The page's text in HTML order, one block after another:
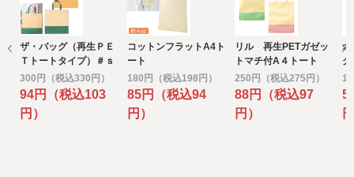
お客様が未成年の場合、親権者または後見人の承諾を得た
上で、本サービスを利用するものとします。
e) 個人情報の取扱いの委託について
取得した個人情報の取扱いの全部又は、一部を委託するこ
とがあります。
その場合には、当社において最善の考慮を行います。
ザ・バッグ（再生ＰＥ
Ｔトートタイプ）＃ｓ
ｕｓｔａｉｎａｂｌｅ
300円（税込330円）
94円（税込103
円）
コットンフラットA4ト
ート
180円（税込198円）
85円（税込94
円）
リル 再生PETガゼッ
トマチ付A４トート
250円（税込275円）
88円（税込97
円）
オ
グ